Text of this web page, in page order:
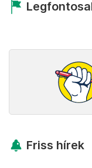
Friss hírek